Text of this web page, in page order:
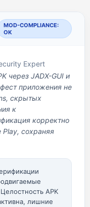
MOD-COMPLIANCE:
OK
Expert
через JADX-GUI и
приложения не
скрытых
к
корректно
Play, сохраняя
APK
лишние